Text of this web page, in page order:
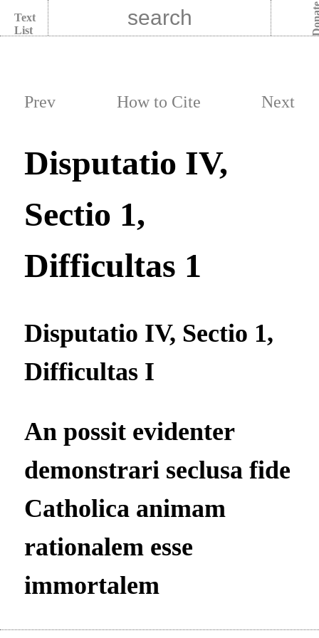
Text
List
Prev How to Cite Next
Disputatio IV,
Sectio 1,
Difficultas 1
Disputatio IV, Sectio 1,
Difficultas I
An possit evidenter
demonstrari seclusa fide
Catholica animam
rationalem esse
immortalem